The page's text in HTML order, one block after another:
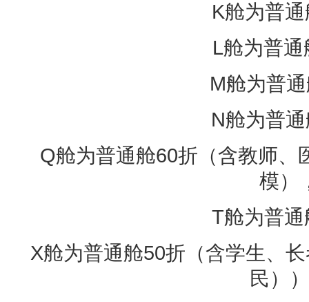
K舱为普
L舱为普
M舱为普
N舱为普
Q舱为普通舱60折（含教师、
模）
T舱为普
X舱为普通舱50折（含学生、
民）